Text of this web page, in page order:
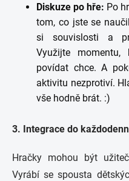
Diskuze po hře: Po
tom, co jste se
si souvislosti a
Využijte
povídat chce. A
aktivitu nezprotiví.
vše hodně brát. :)
3. Integrace do
Hračky mohou být
Vyrábí se spousta